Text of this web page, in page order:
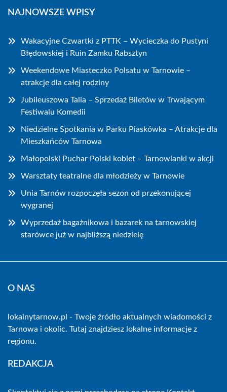
NAJNOWSZE WPISY
Wakacyjne Czwartki z PTTK – Wycieczka do Pustyni
Błędowskiej i Ruin Zamku Rabsztyn
Weekendowe Miasteczko Polsatu w Tarnowie –
atrakcje dla całej rodziny
Jubileuszowa Talia – Sprzedaż Biletów w Trwającym
Festiwalu Komedii
Niedzielne Spotkania w Parku Piaskówka – Atrakcje dla
Mieszkańców Tarnowa
Małopolski Puchar Polski kobiet – Tarnowianki w akcji
Warsztaty teatralne dla młodzieży w Tarnowie
Unia Tarnów rozpoczęła sezon od przekonującej
wygranej
Wyprzedaż bagażnikowa i bazarek na tarnowskiej
starówce już w najbliższą niedzielę
O NAS
lokalnytarnow.pl - Twoje źródło aktualnych wiadomości z
Tarnowa i okolic. Tutaj znajdziesz lokalne informacje z
regionu.
REDAKCJA